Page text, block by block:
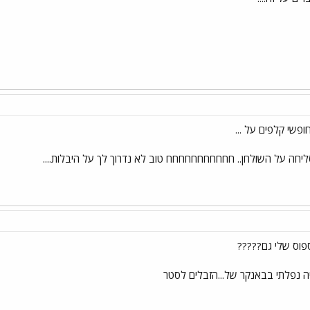
קלפים על ...
על השולחן.. חחחחחחחחחחח טוב לא נדרוך לך על היבלות....
שלי גם?????
נפלתי בבאנקר של...הזבלים לסטר